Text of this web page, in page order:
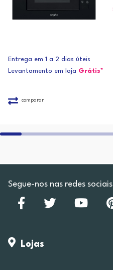
Entrega em 1 a 2 dias úteis
Levantamento em loja Grátis*
comparar
Segue-nos nas redes sociais
Lojas